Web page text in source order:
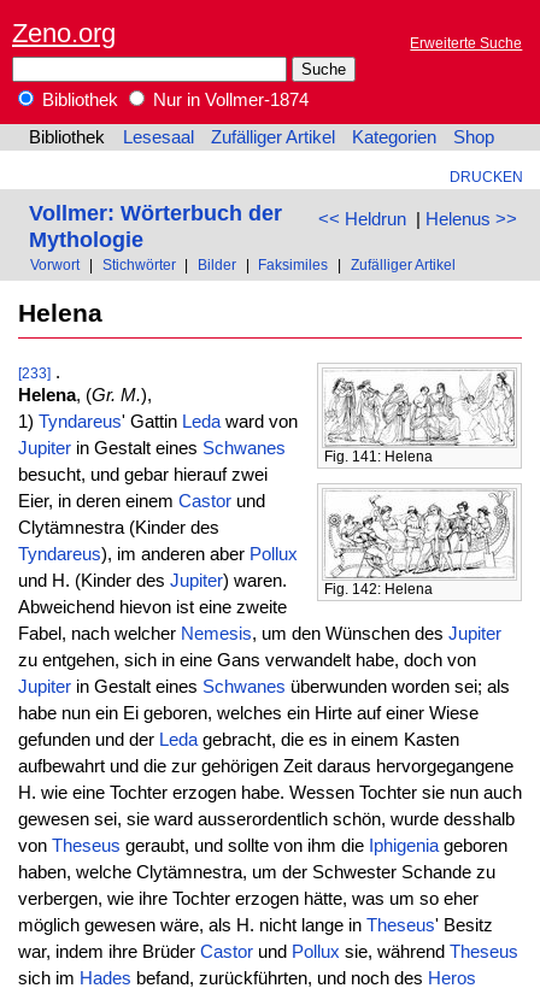
Zeno.org Erweiterte Suche
Bibliothek
Nur in Vollmer-1874
Bibliothek
Lesesaal Zufälliger Artikel Kategorien Shop
DRUCKEN
<< Heldrun| Helenus >>
Vollmer: Wörterbuch der
Mythologie
Vorwort Stichwörter Bilder Faksimiles Zufälliger Artikel
Helena
Fig. 141: Helena
[233].
Fig. 142: Helena
Helena, (Gr. M.),
1) Tyndareus' Gattin Ledaward von
Jupiterin Gestalt eines Schwanes
besucht, und gebar hierauf zwei
Eier, in deren einem Castorund
Clytämnestra (Kinder des
Tyndareus), im anderen aber Pollux
und H. (Kinder des Jupiter) waren.
Abweichend hievon ist eine zweite
Fabel, nach welcher Nemesis, um den Wünschen des Jupiter
zu entgehen, sich in eine Gans verwandelt habe, doch von
Jupiterin Gestalt eines Schwanes überwunden worden sei; als
habe nun ein Ei geboren, welches ein Hirte auf einer Wiese
gefunden und der Ledagebracht, die es in einem Kasten
aufbewahrt und die zur gehörigen Zeit daraus hervorgegangene
H. wie eine Tochter erzogen habe. Wessen Tochter sie nun auch
gewesen sei, sie ward ausserordentlich schön, wurde desshalb
von Theseus geraubt, und sollte von ihm die Iphigeniageboren
haben, welche Clytämnestra, um der Schwester Schande zu
verbergen, wie ihre Tochter erzogen hätte, was um so eher
möglich gewesen wäre, als H. nicht lange in Theseus' Besitz
war, indem ihre Brüder Castorund Pollux sie, während Theseus
sich im Hades befand, zurückführten, und noch des Heros